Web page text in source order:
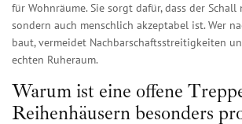
für Wohnräume. Sie sorgt dafür, dass der
sondern auch menschlich akzeptabel ist. Wer
baut, vermeidet Nachbarschaftsstreitigkeiten
echten Ruheraum.
Warum ist eine offene
Reihenhäusern besonders